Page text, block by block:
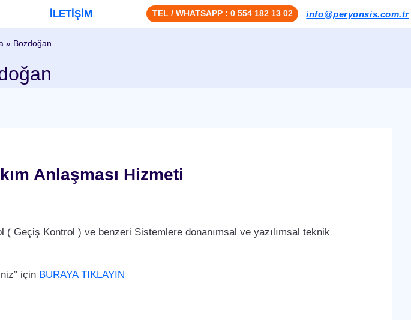
İLETİŞİM TEL / WHATSAPP : 0 554 182 13 02 info@peryonsis.com.tr
» Bozdoğan
Anlaşması Hizmeti
Geçiş Kontrol ) ve benzeri Sistemlere donanımsal ve yazılımsal teknik
için BURAYA TIKLAYIN